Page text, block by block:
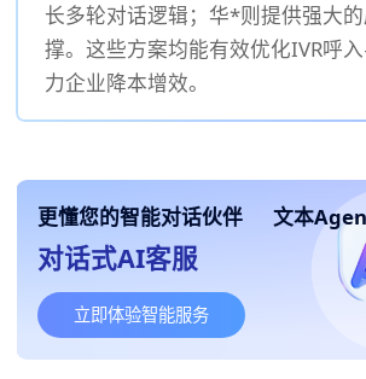
长多轮对话逻辑；华*则提供强大
撑。这些方案均能有效优化IVR呼
力企业降本增效。
更懂您的智能对话伙伴 文本
对话式AI客服
立即体验智能服务